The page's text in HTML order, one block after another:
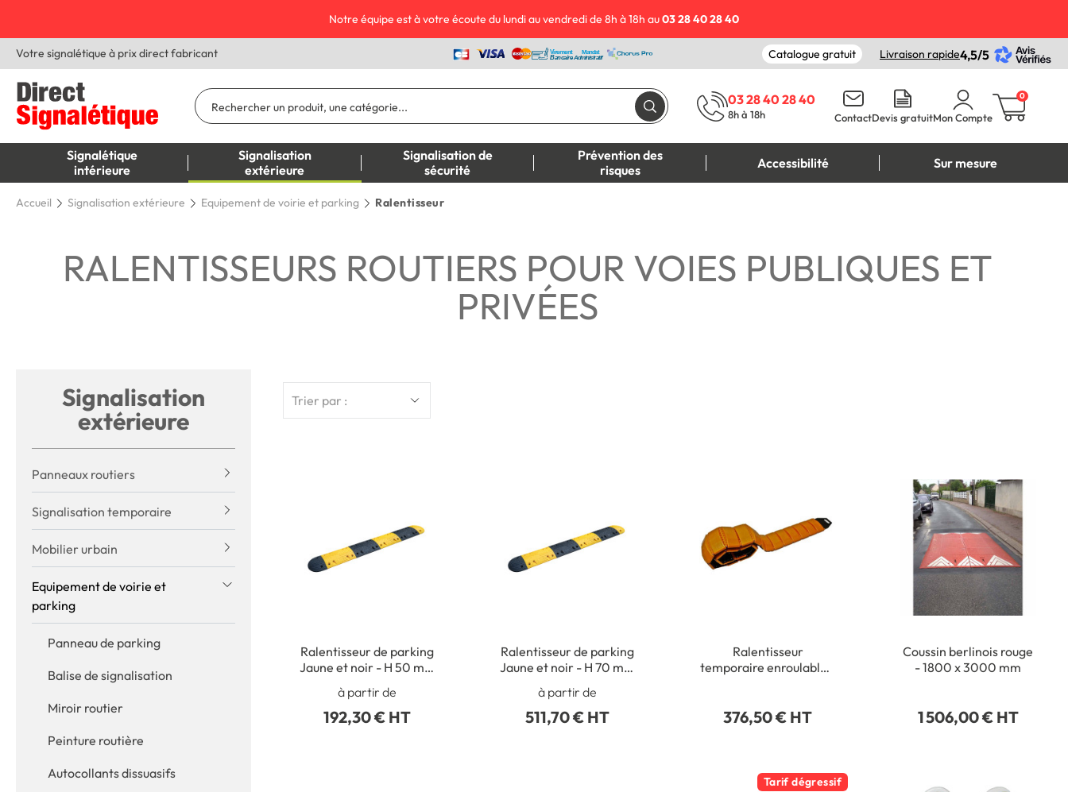
Notre équipe est à votre écoute du lundi au vendredi de 8h à 18h au03 28 40 28 40
Votre signalétique à prix direct fabricant Catalogue gratuit Livraison rapide4,5/5
03 28 40 28 40
8h à 18h ContactDevis gratuitMon Compte
0
Signalétique
intérieure
Signalisation
extérieure
Signalisation de
sécurité
Prévention des
risques
Accessibilité Sur mesure
Accueil Signalisation extérieure Equipement de voirie et parking Ralentisseur
RALENTISSEURS ROUTIERS POUR VOIES PUBLIQUES ET
PRIVÉES
Signalisation
extérieure
Panneaux routiers
Signalisation temporaire
Mobilier urbain
Equipement de voirie et
parking
Panneau de parking
Balise de signalisation
Miroir routier
Peinture routière
Autocollants dissuasifs
Trier par :
Ralentisseur de parking
Jaune et noir - H 50 mm
- Limitation 30 km/h
à partir de
192,30 € HT
Ralentisseur de parking
Jaune et noir - H 70 mm
- Limitation 15 km/h
à partir de
511,70 € HT
Ralentisseur
temporaire enroulable -
376,50 € HT
Coussin berlinois rouge
- 1800 x 3000 mm
1 506,00 € HT
Tarif dégressif